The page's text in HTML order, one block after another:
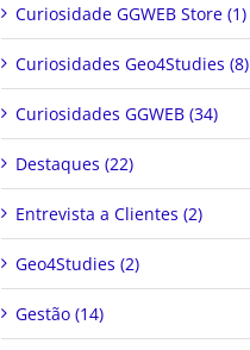
Curiosidade GGWEB Store (1)
Curiosidades Geo4Studies (8)
Curiosidades GGWEB (34)
Destaques (22)
Entrevista a Clientes (2)
Geo4Studies (2)
Gestão (14)